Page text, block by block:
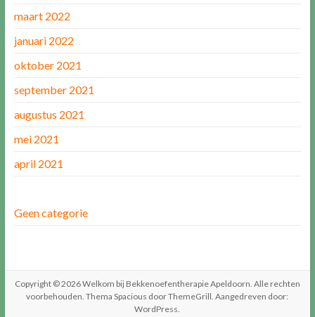
maart 2022
januari 2022
oktober 2021
september 2021
augustus 2021
mei 2021
april 2021
Geen categorie
Copyright © 2026Welkom bij Bekkenoefentherapie Apeldoorn. Alle rechten
voorbehouden. ThemaSpacious door ThemeGrill. Aangedreven door:
WordPress.